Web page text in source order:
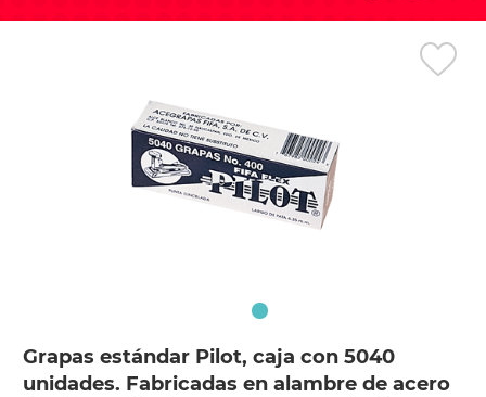
Grapas estándar Pilot, caja con 5040
unidades. Fabricadas en alambre de acero